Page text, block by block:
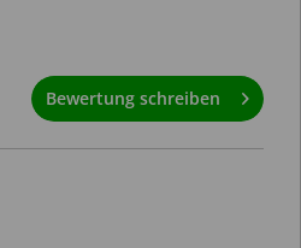
Bewertung schreiben